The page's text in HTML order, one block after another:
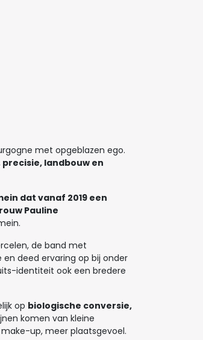
met opgeblazen ego.
landbouw en
dat vanaf 2019 een
Pauline
de band met
deed ervaring op bij onder
identiteit ook een bredere
op biologische conversie,
komen van kleine
up, meer plaatsgevoel.